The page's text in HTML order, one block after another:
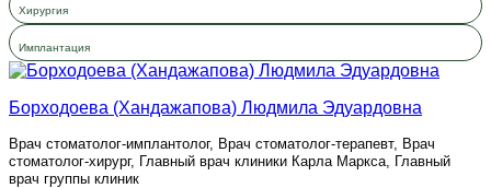
Хирургия
Имплантация
Борходоева (Хандажапова) Людмила Эдуардовна
Врач стоматолог-имплантолог, Врач стоматолог-терапевт, Врач
стоматолог-хирург, Главный врач клиники Карла Маркса, Главный
врач группы клиник